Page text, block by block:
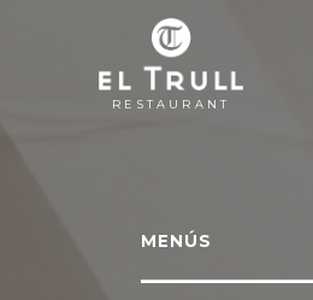
RESTAURANT
MENÚS